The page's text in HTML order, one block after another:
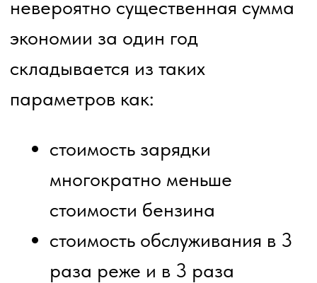
компании и поднимите ее имидж.
Молодежь в наши времена
ездить на бензине, обратите на
это внимание.
предлагает вам
презентацию о преимуществах
перехода с традиционного
автопарка (с бензиновыми и
дизельными двигателями) на
электромобили отечественного